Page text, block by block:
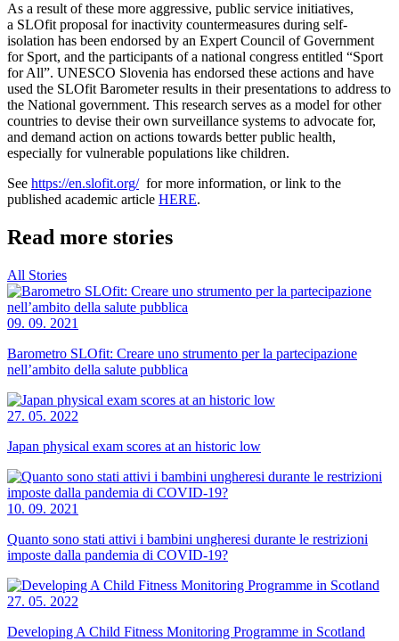
As a result of these more aggressive, public service initiatives,
a SLOfit proposal for inactivity countermeasures during self-
isolation has been endorsed by an Expert Council of Government
for Sport, and the participants of a national congress entitled “Sport
for All”. UNESCO Slovenia has endorsed these actions and have
used the SLOfit Barometer results in their presentations to address to
the National government. This research serves as a model for other
countries to devise their own surveillance systems to advocate for,
and demand action on actions towards better public health,
especially for vulnerable populations like children.
See https://en.slofit.org/for more information, or link to the
published academic article HERE.
Read more stories
All Stories
09. 09. 2021
Barometro SLOfit: Creare uno strumento per la partecipazione
nell’ambito della salute pubblica
27. 05. 2022
Japan physical exam scores at an historic low
10. 09. 2021
Quanto sono stati attivi i bambini ungheresi durante le restrizioni
imposte dalla pandemia di COVID-19?
27. 05. 2022
Developing A Child Fitness Monitoring Programme in Scotland